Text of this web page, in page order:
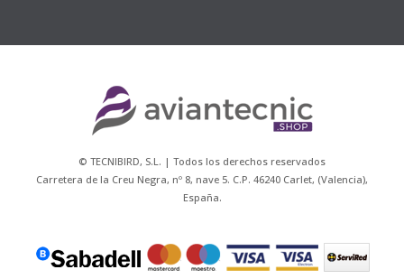
© TECNIBIRD, S.L. | Todos los derechos reservados
Carretera de la Creu Negra, nº 8, nave 5. C.P. 46240 Carlet, (Valencia),
España.